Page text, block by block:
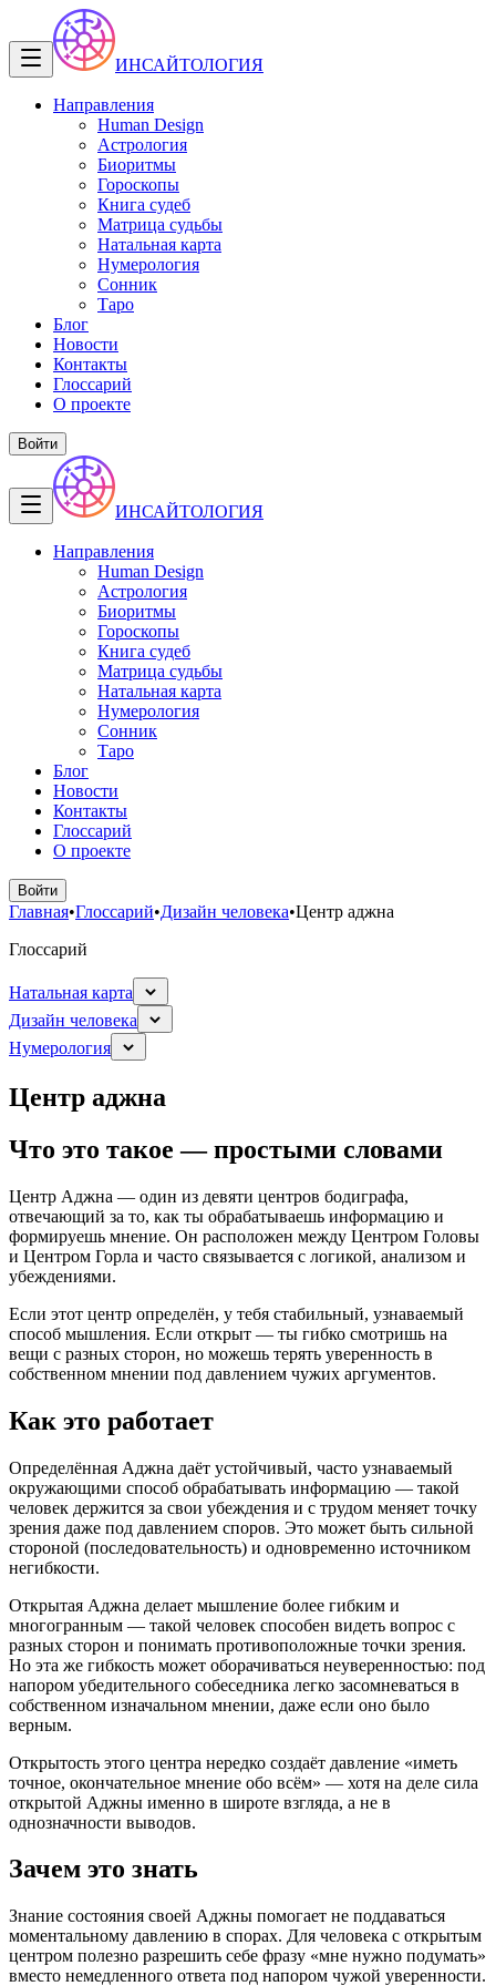
ИНСАЙТОЛОГИЯ
Направления
Human Design
Астрология
Биоритмы
Гороскопы
Книга судеб
Матрица судьбы
Натальная карта
Нумерология
Сонник
Таро
Блог
Новости
Контакты
Глоссарий
О проекте
Войти
ИНСАЙТОЛОГИЯ
Направления
Human Design
Астрология
Биоритмы
Гороскопы
Книга судеб
Матрица судьбы
Натальная карта
Нумерология
Сонник
Таро
Блог
Новости
Контакты
Глоссарий
О проекте
Войти
Главная•Глоссарий•Дизайн человека•Центр аджна
Глоссарий
Натальная карта
Дизайн человека
Нумерология
Центр аджна
Что это такое — простыми словами
Центр Аджна — один из девяти центров бодиграфа,
отвечающий за то, как ты обрабатываешь информацию и
формируешь мнение. Он расположен между Центром Головы
и Центром Горла и часто связывается с логикой, анализом и
убеждениями.
Если этот центр определён, у тебя стабильный, узнаваемый
способ мышления. Если открыт — ты гибко смотришь на
вещи с разных сторон, но можешь терять уверенность в
собственном мнении под давлением чужих аргументов.
Как это работает
Определённая Аджна даёт устойчивый, часто узнаваемый
окружающими способ обрабатывать информацию — такой
человек держится за свои убеждения и с трудом меняет точку
зрения даже под давлением споров. Это может быть сильной
стороной (последовательность) и одновременно источником
негибкости.
Открытая Аджна делает мышление более гибким и
многогранным — такой человек способен видеть вопрос с
разных сторон и понимать противоположные точки зрения.
Но эта же гибкость может оборачиваться неуверенностью: под
напором убедительного собеседника легко засомневаться в
собственном изначальном мнении, даже если оно было
верным.
Открытость этого центра нередко создаёт давление «иметь
точное, окончательное мнение обо всём» — хотя на деле сила
открытой Аджны именно в широте взгляда, а не в
однозначности выводов.
Зачем это знать
Знание состояния своей Аджны помогает не поддаваться
моментальному давлению в спорах. Для человека с открытым
центром полезно разрешить себе фразу «мне нужно подумать»
вместо немедленного ответа под напором чужой уверенности.